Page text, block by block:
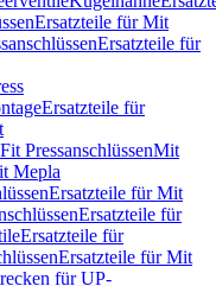
Ersatzteile für Mit
Ersatzteile für
Ersatzteile für
PressanschlüssenMit
Mepla
Ersatzteile für Mit
Ersatzteile für
Ersatzteile für
Ersatzteile für Mit
für UP-